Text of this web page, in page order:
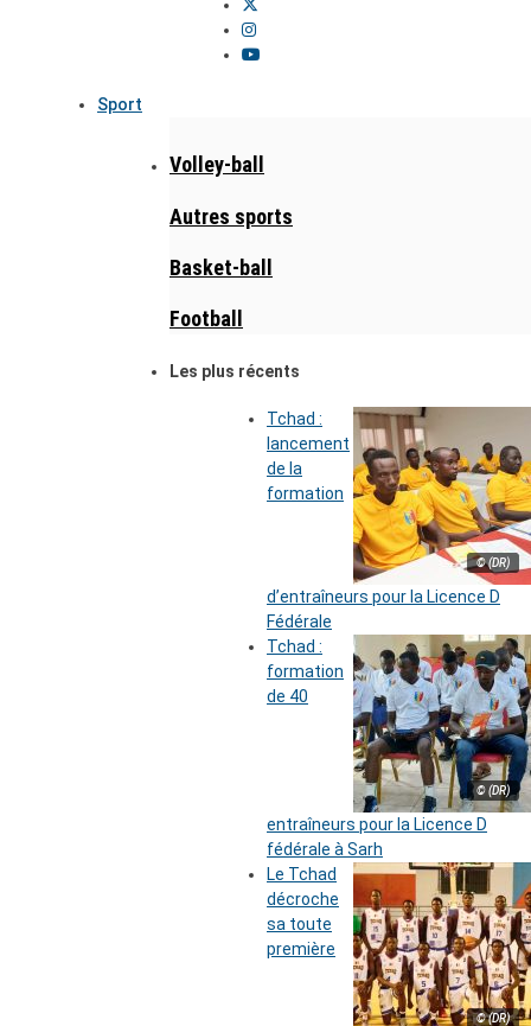
Sport
Volley-ball
Autres sports
Basket-ball
Football
Les plus récents
© (DR)
Tchad :
lancement
de la
formation
d’entraîneurs pour la Licence D
Fédérale
© (DR)
Tchad :
formation
de 40
entraîneurs pour la Licence D
fédérale à Sarh
© (DR)
Le Tchad
décroche
sa toute
première